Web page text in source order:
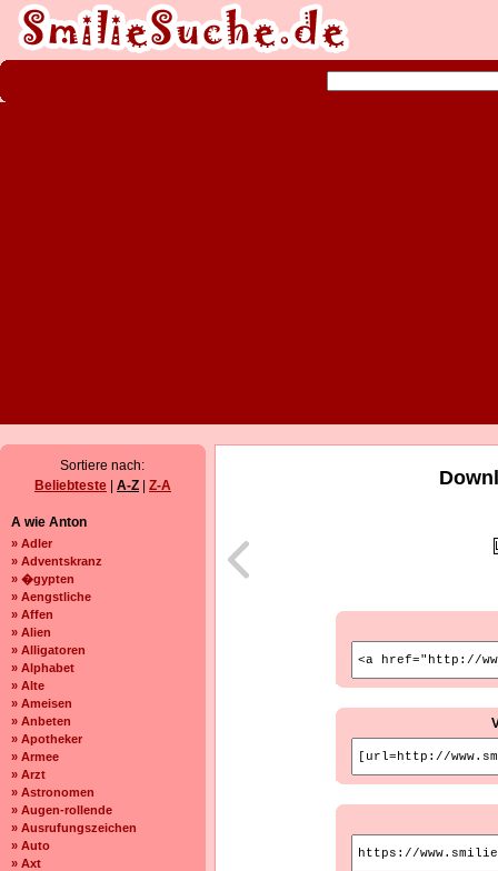
Sortiere nach:
Beliebteste
A-Z Z-A
A wie Anton
» Adler
» Adventskranz
» �gypten
» Aengstliche
» Affen
» Alien
» Alligatoren
» Alphabet
» Alte
» Ameisen
» Anbeten
» Apotheker
» Armee
» Arzt
» Astronomen
» Augen-rollende
» Ausrufungszeichen
» Auto
» Axt